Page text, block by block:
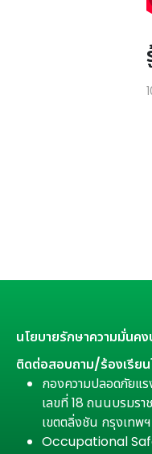
นโยบายรักษาความมั่นค
ติดต่อสอบถาม/ร้องเรียน
กองความปลอดภัยแร
เลขที่ 18 ถนนบรมร
เขตตลิ่งชัน กรุงเทพ
Occupational